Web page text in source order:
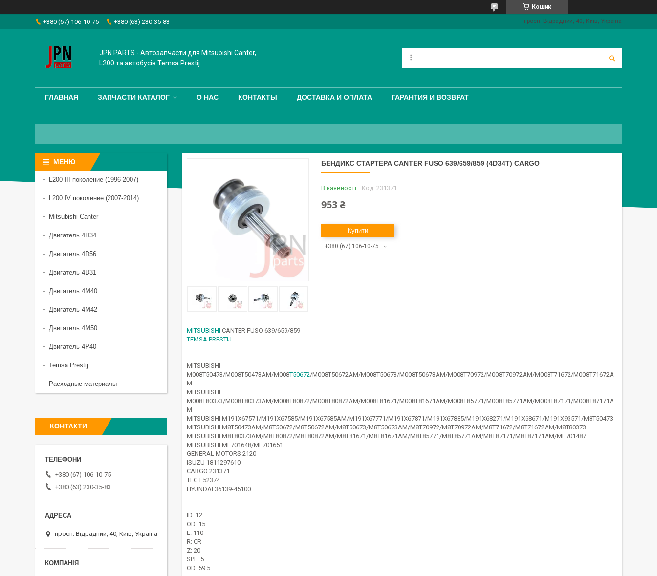
Кошик
+380 (67) 106-10-75 +380 (63) 230-35-83 просп. Відрадний, 40, Київ, Україна
JPN PARTS - Автозапчасти для Mitsubishi Canter,
L200 та автобусiв Temsa Prestij
ГЛАВНАЯ ЗАПЧАСТИ КАТАЛОГ О НАС КОНТАКТЫ ДОСТАВКА И ОПЛАТА ГАРАНТИЯ И ВОЗВРАТ
БЕНДИКС СТАРТЕРА CANTER FUSO 639/659/859 (4D34T) CARGO
В наявності Код: 231371
953 ₴
Купити
+380 (67) 106-10-75
MITSUBISHI CANTER FUSO 639/659/859
TEMSA PRESTIJ
MITSUBISHI
M008T50473/M008T50473AM/M008T50672/M008T50672AM/M008T50673/M008T50673AM/M008T70972/M008T70972AM/M008T71672/M008T71672A
M
MITSUBISHI
M008T80373/M008T80373AM/M008T80872/M008T80872AM/M008T81671/M008T81671AM/M008T85771/M008T85771AM/M008T87171/M008T87171A
M
MITSUBISHI M191X67571/M191X67585/M191X67585AM/M191X67771/M191X67871/M191X67885/M191X68271/M191X68671/M191X93571/M8T50473
MITSUBISHI M8T50473AM/M8T50672/M8T50672AM/M8T50673/M8T50673AM/M8T70972/M8T70972AM/M8T71672/M8T71672AM/M8T80373
MITSUBISHI M8T80373AM/M8T80872/M8T80872AM/M8T81671/M8T81671AM/M8T85771/M8T85771AM/M8T87171/M8T87171AM/ME701487
MITSUBISHI ME701648/ME701651
GENERAL MOTORS 2120
ISUZU 1811297610
CARGO 231371
TLG E52374
HYUNDAI 36139-45100
ID: 12
OD: 15
L: 110
R: CR
Z: 20
SPL: 5
OD: 59.5
L200 III поколение (1996-2007)
L200 IV поколение (2007-2014)
Mitsubishi Canter
Двигатель 4D34
Двигатель 4D56
Двигатель 4D31
Двигатель 4M40
Двигатель 4M42
Двигатель 4M50
Двигатель 4P40
Temsa Prestij
Расходные материалы
КОНТАКТИ
+380 (67) 106-10-75
+380 (63) 230-35-83
просп. Відрадний, 40, Київ, Україна